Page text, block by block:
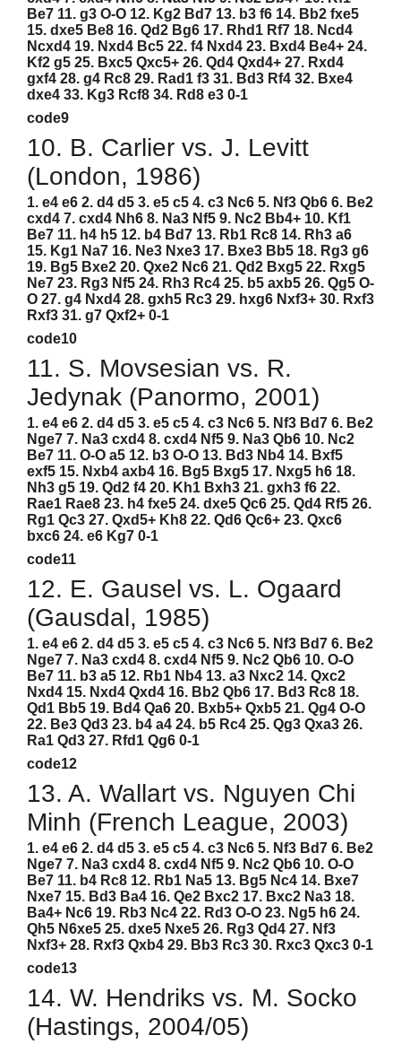
Be7 11. g3 O-O 12. Kg2 Bd7 13. b3 f6 14. Bb2 fxe5
15. dxe5 Be8 16. Qd2 Bg6 17. Rhd1 Rf7 18. Ncd4
Ncxd4 19. Nxd4 Bc5 22. f4 Nxd4 23. Bxd4 Be4+ 24.
Kf2 g5 25. Bxc5 Qxc5+ 26. Qd4 Qxd4+ 27. Rxd4
gxf4 28. g4 Rc8 29. Rad1 f3 31. Bd3 Rf4 32. Bxe4
dxe4 33. Kg3 Rcf8 34. Rd8 e3 0-1
code9
10. B. Carlier vs. J. Levitt
(London, 1986)
1. e4 e6 2. d4 d5 3. e5 c5 4. c3 Nc6 5. Nf3 Qb6 6. Be2
cxd4 7. cxd4 Nh6 8. Na3 Nf5 9. Nc2 Bb4+ 10. Kf1
Be7 11. h4 h5 12. b4 Bd7 13. Rb1 Rc8 14. Rh3 a6
15. Kg1 Na7 16. Ne3 Nxe3 17. Bxe3 Bb5 18. Rg3 g6
19. Bg5 Bxe2 20. Qxe2 Nc6 21. Qd2 Bxg5 22. Rxg5
Ne7 23. Rg3 Nf5 24. Rh3 Rc4 25. b5 axb5 26. Qg5 O-
O 27. g4 Nxd4 28. gxh5 Rc3 29. hxg6 Nxf3+ 30. Rxf3
Rxf3 31. g7 Qxf2+ 0-1
code10
11. S. Movsesian vs. R.
Jedynak (Panormo, 2001)
1. e4 e6 2. d4 d5 3. e5 c5 4. c3 Nc6 5. Nf3 Bd7 6. Be2
Nge7 7. Na3 cxd4 8. cxd4 Nf5 9. Na3 Qb6 10. Nc2
Be7 11. O-O a5 12. b3 O-O 13. Bd3 Nb4 14. Bxf5
exf5 15. Nxb4 axb4 16. Bg5 Bxg5 17. Nxg5 h6 18.
Nh3 g5 19. Qd2 f4 20. Kh1 Bxh3 21. gxh3 f6 22.
Rae1 Rae8 23. h4 fxe5 24. dxe5 Qc6 25. Qd4 Rf5 26.
Rg1 Qc3 27. Qxd5+ Kh8 22. Qd6 Qc6+ 23. Qxc6
bxc6 24. e6 Kg7 0-1
code11
12. E. Gausel vs. L. Ogaard
(Gausdal, 1985)
1. e4 e6 2. d4 d5 3. e5 c5 4. c3 Nc6 5. Nf3 Bd7 6. Be2
Nge7 7. Na3 cxd4 8. cxd4 Nf5 9. Nc2 Qb6 10. O-O
Be7 11. b3 a5 12. Rb1 Nb4 13. a3 Nxc2 14. Qxc2
Nxd4 15. Nxd4 Qxd4 16. Bb2 Qb6 17. Bd3 Rc8 18.
Qd1 Bb5 19. Bd4 Qa6 20. Bxb5+ Qxb5 21. Qg4 O-O
22. Be3 Qd3 23. b4 a4 24. b5 Rc4 25. Qg3 Qxa3 26.
Ra1 Qd3 27. Rfd1 Qg6 0-1
code12
13. A. Wallart vs. Nguyen Chi
Minh (French League, 2003)
1. e4 e6 2. d4 d5 3. e5 c5 4. c3 Nc6 5. Nf3 Bd7 6. Be2
Nge7 7. Na3 cxd4 8. cxd4 Nf5 9. Nc2 Qb6 10. O-O
Be7 11. b4 Rc8 12. Rb1 Na5 13. Bg5 Nc4 14. Bxe7
Nxe7 15. Bd3 Ba4 16. Qe2 Bxc2 17. Bxc2 Na3 18.
Ba4+ Nc6 19. Rb3 Nc4 22. Rd3 O-O 23. Ng5 h6 24.
Qh5 N6xe5 25. dxe5 Nxe5 26. Rg3 Qd4 27. Nf3
Nxf3+ 28. Rxf3 Qxb4 29. Bb3 Rc3 30. Rxc3 Qxc3 0-1
code13
14. W. Hendriks vs. M. Socko
(Hastings, 2004/05)